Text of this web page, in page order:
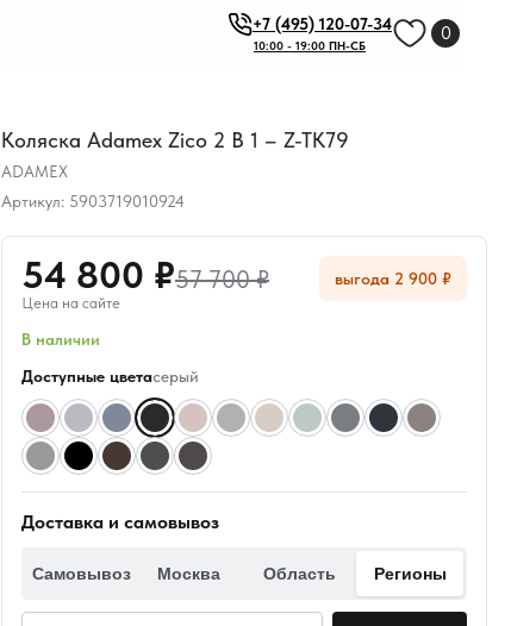
+7 (495) 120-07-34
10:00 - 19:00 ПН-СБ
0
Коляска Adamex Zico 2 В 1 – Z-TK79
ADAMEX
Артикул: 5903719010924
54 800 ₽57 700 ₽
Цена на сайте
выгода 2 900 ₽
В наличии
Доступные цветасерый
Доставка и самовывоз
Самовывоз Москва Область Регионы